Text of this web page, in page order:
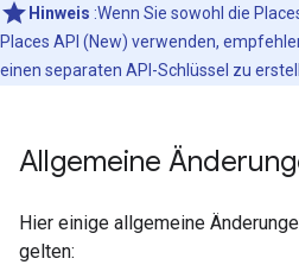
Hinweis :Wenn Sie sowohl die
Places API (New) verwenden,
einen separaten API-Schlüssel zu
Allgemeine
Hier einige allgemeine
gelten: